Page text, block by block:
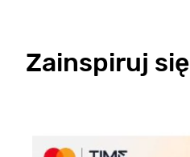
Zainspiruj się